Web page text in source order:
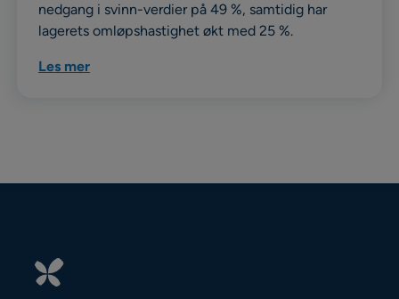
nedgang i svinn-verdier på 49 %, samtidig har
lagerets omløpshastighet økt med 25 %.
Les mer